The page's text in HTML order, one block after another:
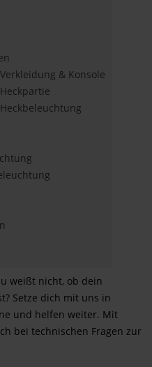
& Konsole
weißt nicht, ob dein
Setze dich mit uns in
und helfen weiter. Mit
bei technischen Fragen zur